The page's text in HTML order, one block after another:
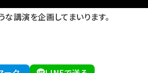
講演を企画してまいります。